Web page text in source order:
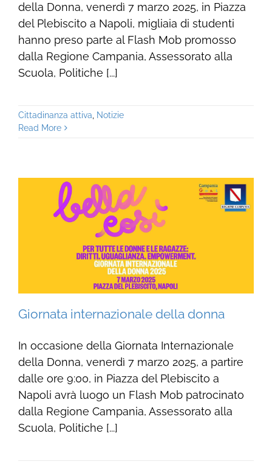
della Donna, venerdì 7 marzo 2025, in Piazza
del Plebiscito a Napoli, migliaia di studenti
hanno preso parte al Flash Mob promosso
dalla Regione Campania, Assessorato alla
Scuola, Politiche [...]
Cittadinanza attiva, Notizie
Read More
Giornata internazionale della donna
In occasione della Giornata Internazionale
della Donna, venerdì 7 marzo 2025, a partire
dalle ore 9:00, in Piazza del Plebiscito a
Napoli avrà luogo un Flash Mob patrocinato
dalla Regione Campania, Assessorato alla
Scuola, Politiche [...]